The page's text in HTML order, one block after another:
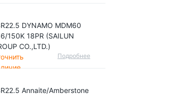
DYNAMO MDM60
150K 18PR (SAILUN
CO.,LTD.)
Подробнее
Annaite/Amberstone